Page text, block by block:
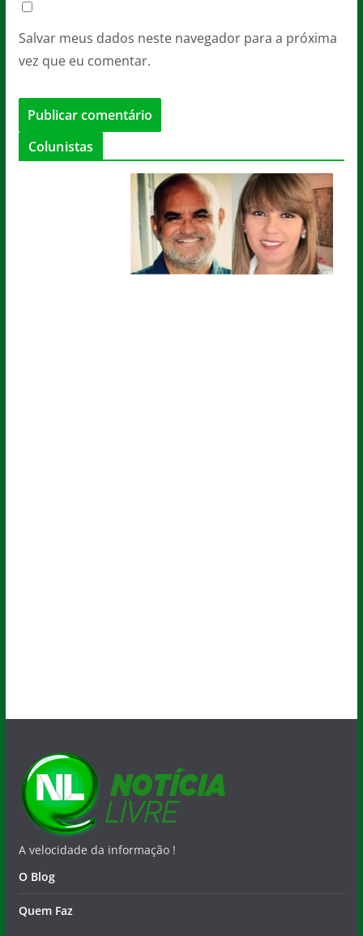
Salvar meus dados neste navegador para a próxima
vez que eu comentar.
Colunistas
A velocidade da informação !
O Blog
Quem Faz